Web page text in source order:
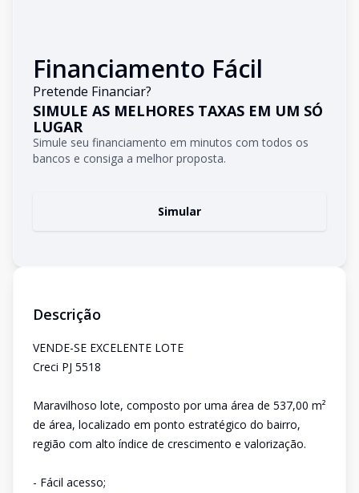
Financiamento Fácil
Pretende Financiar?
SIMULE AS MELHORES TAXAS EM UM SÓ
LUGAR
Simule seu financiamento em minutos com todos os
bancos e consiga a melhor proposta.
Simular
Descrição
VENDE-SE EXCELENTE LOTE
Creci PJ 5518
Maravilhoso lote, composto por uma área de 537,00 m²
de área, localizado em ponto estratégico do bairro,
região com alto índice de crescimento e valorização.
- Fácil acesso;